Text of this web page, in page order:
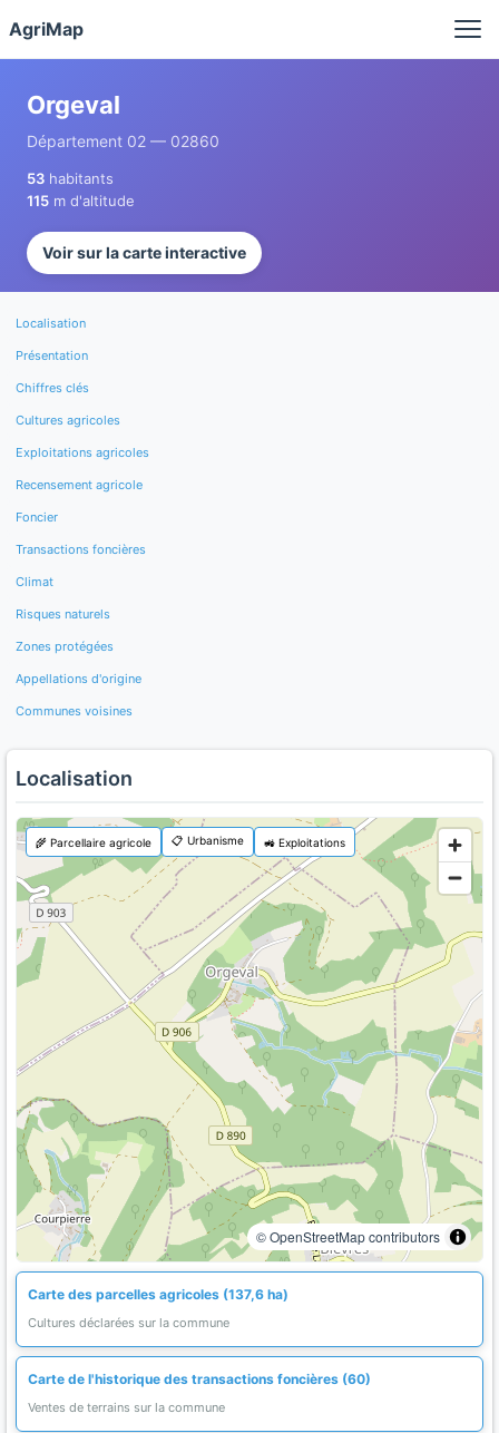
AgriMap
Orgeval
Département 02 — 02860
53 habitants
115 m d'altitude
Voir sur la carte interactive
Localisation
Présentation
Chiffres clés
Cultures agricoles
Exploitations agricoles
Recensement agricole
Foncier
Transactions foncières
Climat
Risques naturels
Zones protégées
Appellations d'origine
Communes voisines
Localisation
© OpenStreetMap contributors
🌾 Parcellaire agricole 📋 Urbanisme 🚜 Exploitations
Carte des parcelles agricoles (137,6 ha)
Cultures déclarées sur la commune
Carte de l'historique des transactions foncières (60)
Ventes de terrains sur la commune